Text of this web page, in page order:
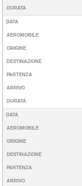
DURATA
DATA
AEROMOBILE
ORIGINE
DESTINAZIONE
PARTENZA
ARRIVO
DURATA
DATA
AEROMOBILE
ORIGINE
DESTINAZIONE
PARTENZA
ARRIVO